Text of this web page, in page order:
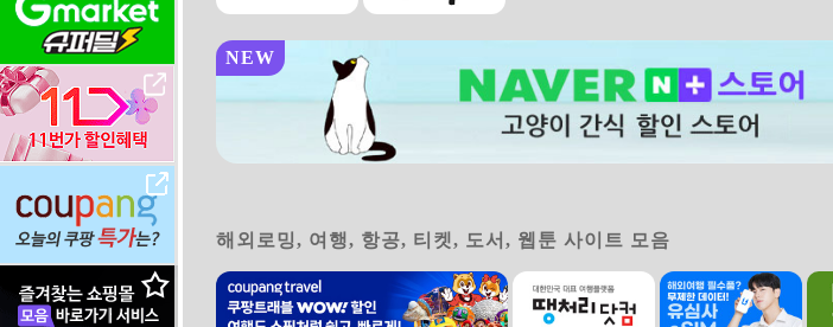
NEW
해외로밍, 여행, 항공, 티켓, 도서, 웹툰 사이트 모음